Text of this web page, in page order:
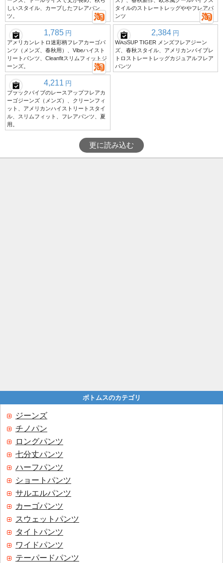
しいスタイル、カーブしたフレアパン
ツ。
タイルのストレートレッグややフレアパ
ンツ
1,785 円
アメリカンレトロ迷彩柄フレアカーゴパ
ンツ（メンズ、春秋用）、Vibeハイスト
リートパンツ、Cleanfitスリムフィットジ
ーンズ。
2,384 円
WASSUP TIGER メンズフレアジーン
ズ、春秋スタイル、アメリカンバイブレ
トロストレートレッグカジュアルフレア
パンツ
4,211 円
ブラックバイブのレースアップフレアカ
ーゴジーンズ（メンズ）、クリーンフィ
ット、アメリカンハイストリートスタイ
ル、スリムフィット、フレアパンツ、夏
用。
更に読み込む
ボトムスのカテゴリ
ジーンズ
チノパン
ロングパンツ
七分丈パンツ
ハーフパンツ
ショートパンツ
サルエルパンツ
カーゴパンツ
スウェットパンツ
タイトパンツ
ワイドパンツ
テーパードパンツ